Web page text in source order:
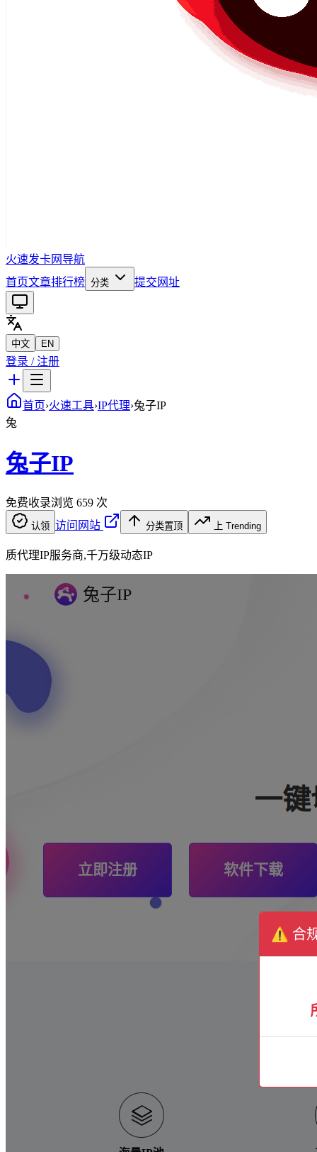
火速发卡网导航
首页文章排行榜 分类 提交网址
中文 EN
登录 / 注册
首页›火速工具›IP代理›兔子IP
兔
兔子IP
免费收录浏览 659 次
认领 访问网站 分类置顶 上 Trending
质代理IP服务商,千万级动态IP